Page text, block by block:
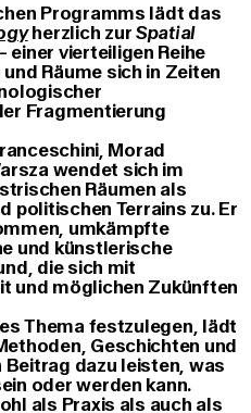
Programms lädt das
herzlich zurSpatial
einer vierteiligen Reihe
Räume sich in Zeiten
Fragmentierung
Morad
wendet sich im
Räumen als
politischen Terrains zu. Er
umkämpfte
und künstlerische
die sich mit
und möglichen Zukünften
Thema festzulegen, lädt
Geschichten und
Beitrag dazu leisten, was
oder werden kann.
als Praxis als auch als